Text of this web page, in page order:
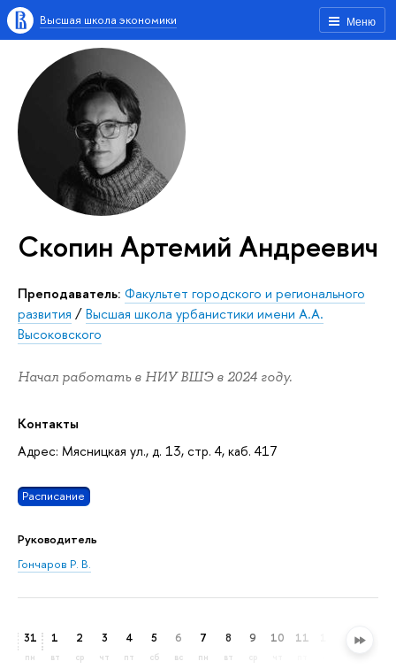
Меню
Высшая школа экономики
Скопин Артемий Андреевич
Преподаватель: Факультет городского и регионального
развития /Высшая школа урбанистики имени А.А.
Высоковского
Начал работать в НИУ ВШЭ в 2024 году.
Контакты
Адрес: Мясницкая ул., д. 13, стр. 4, каб. 417
Расписание
Руководитель
Гончаров Р. В.
31
пн
1
вт
2
ср
3
чт
4
пт
5
сб
6
вс
7
пн
8
вт
9 10 11 13